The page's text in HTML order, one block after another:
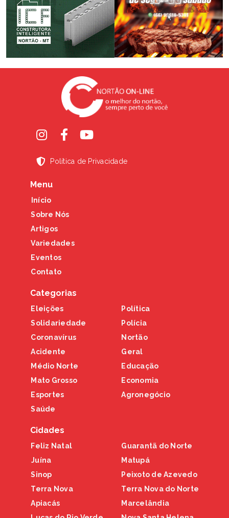
Política de Privacidade
Menu
Início
Sobre Nós
Artigos
Variedades
Eventos
Contato
Categorias
Eleições
Solidariedade
Coronavírus
Acidente
Médio Norte
Mato Grosso
Esportes
Saúde
Política
Polícia
Nortão
Geral
Educação
Economia
Agronegócio
Cidades
Feliz Natal
Juína
Sinop
Terra Nova
Apiacás
Guarantã do Norte
Matupá
Peixoto de Azevedo
Terra Nova do Norte
Marcelândia